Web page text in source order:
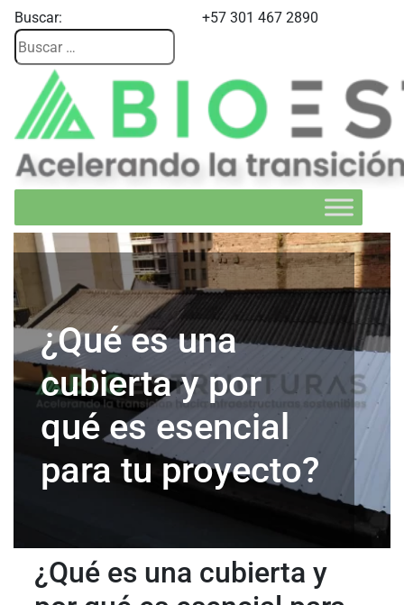
Buscar: +57 301 467 2890
¿Qué es una
cubierta y por
qué es esencial
para tu proyecto?
¿Qué es una cubierta y